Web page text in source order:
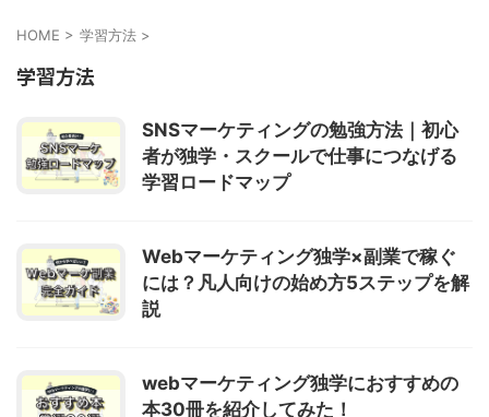
HOME > 学習方法 >
学習方法
SNSマーケティングの勉強方法｜初心
者が独学・スクールで仕事につなげる
学習ロードマップ
Webマーケティング独学×副業で稼ぐ
には？凡人向けの始め方5ステップを解
説
webマーケティング独学におすすめの
本30冊を紹介してみた！